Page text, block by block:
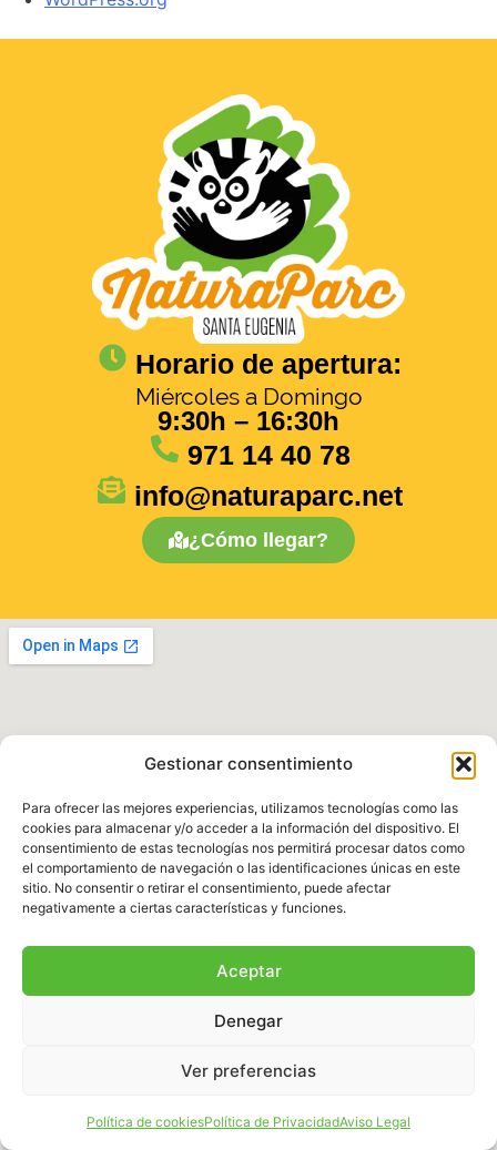
Gestionar consentimiento
Para ofrecer las mejores experiencias, utilizamos tecnologías como las
cookies para almacenar y/o acceder a la información del dispositivo. El
consentimiento de estas tecnologías nos permitirá procesar datos como
el comportamiento de navegación o las identificaciones únicas en este
sitio. No consentir o retirar el consentimiento, puede afectar
negativamente a ciertas características y funciones.
Aceptar
Denegar
Ver preferencias
Política de cookiesPolítica de PrivacidadAviso Legal
Horario de apertura:
Miércoles a Domingo
9:30h – 16:30h
971 14 40 78
info@naturaparc.net
¿Cómo llegar?
Política de Privacidad|Aviso legal |Política de
Cookies|Términos y Condiciones
© 2025 Fundación Natura Parc – Todos los
BalearDigital